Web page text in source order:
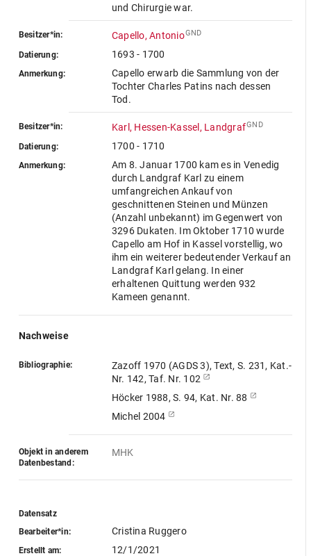
und Chirurgie war.
Besitzer*in: Capello, AntonioGND
Datierung: 1693 - 1700
Anmerkung:
Capello erwarb die Sammlung von der
Tochter Charles Patins nach dessen
Tod.
Besitzer*in: Karl, Hessen-Kassel, LandgrafGND
Datierung: 1700 - 1710
Anmerkung:
Am 8. Januar 1700 kam es in Venedig
durch Landgraf Karl zu einem
umfangreichen Ankauf von
geschnittenen Steinen und Münzen
(Anzahl unbekannt) im Gegenwert von
3296 Dukaten. Im Oktober 1710 wurde
Capello am Hof in Kassel vorstellig, wo
ihm ein weiterer bedeutender Verkauf an
Landgraf Karl gelang. In einer
erhaltenen Quittung werden 932
Kameen genannt.
Nachweise
Bibliographie:
Zazoff 1970 (AGDS 3), Text, S. 231, Kat.-
Nr. 142, Taf. Nr. 102
Höcker 1988, S. 94, Kat. Nr. 88
Michel 2004
Objekt in anderem
Datenbestand:
MHK
Datensatz
Bearbeiter*in:
Cristina Ruggero
Erstellt am: 12/1/2021